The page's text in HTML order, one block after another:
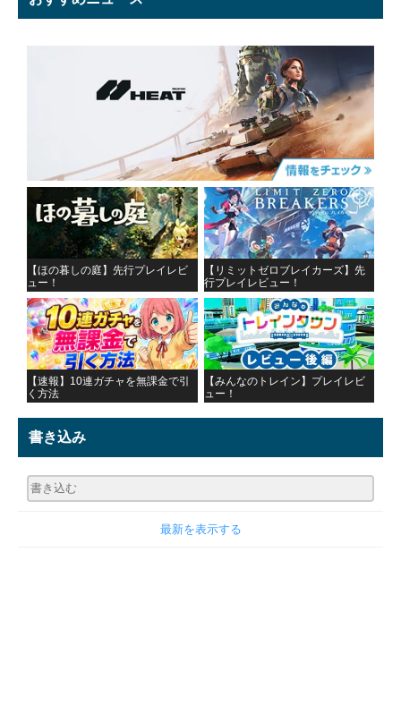
【ほの暮しの庭】先行プレイレビ
ュー！
【リミットゼロブレイカーズ】先
行プレイレビュー！
【速報】10連ガチャを無課金で引
く方法
【みんなのトレイン】プレイレビ
ュー！
書き込み
最新を表示する